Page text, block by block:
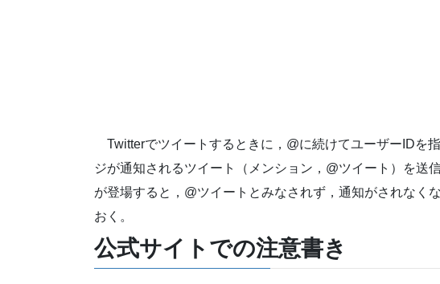
Twitterでツイートするときに，@に続けてユーザーIDを
ジが通知されるツイート（メンション，@ツイート）を送
が登場すると，@ツイートとみなされず，通知がされなく
おく。
公式サイトでの注意書き